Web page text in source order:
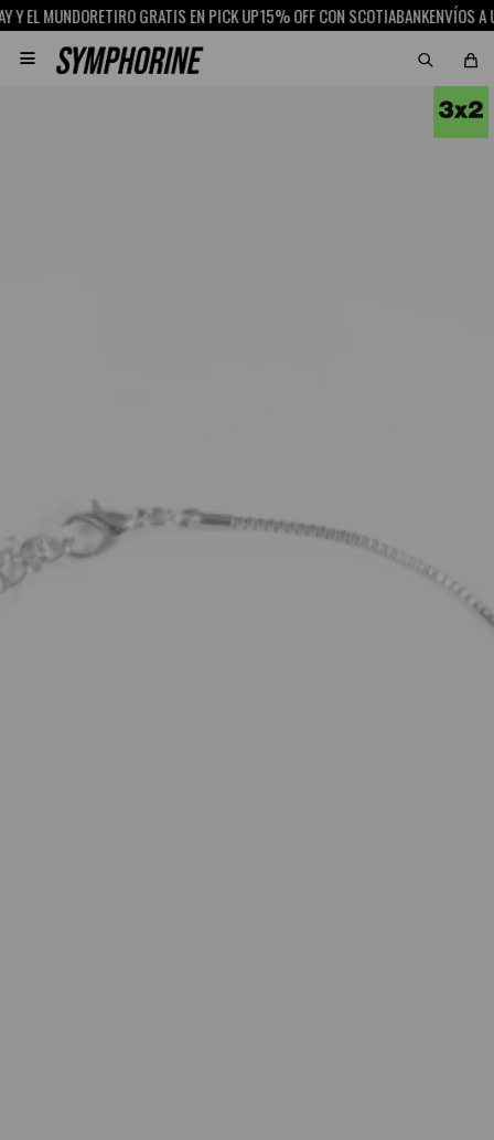
MUNDORETIRO GRATIS EN PICK UP15% OFF CON SCOTIABANKENVÍOS A
